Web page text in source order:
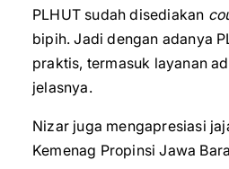
PLHUT sudah disediakan
bipih. Jadi dengan adanya
praktis, termasuk layanan
jelasnya.
Nizar juga mengapresiasi
Kemenag Propinsi Jawa